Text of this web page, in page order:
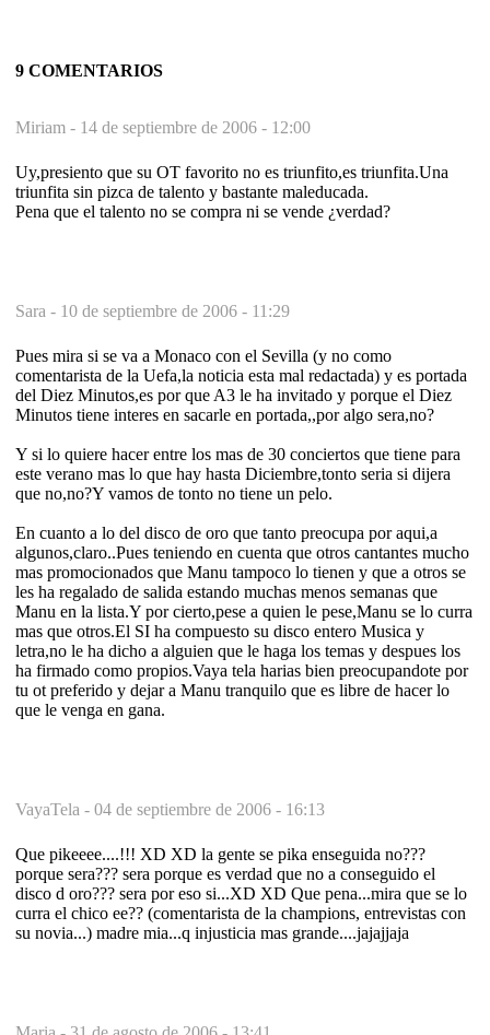
9 COMENTARIOS
Miriam - 14 de septiembre de 2006 - 12:00
Uy,presiento que su OT favorito no es triunfito,es triunfita.Una
triunfita sin pizca de talento y bastante maleducada.
Pena que el talento no se compra ni se vende ¿verdad?
Sara - 10 de septiembre de 2006 - 11:29
Pues mira si se va a Monaco con el Sevilla (y no como
comentarista de la Uefa,la noticia esta mal redactada) y es portada
del Diez Minutos,es por que A3 le ha invitado y porque el Diez
Minutos tiene interes en sacarle en portada,,por algo sera,no?
Y si lo quiere hacer entre los mas de 30 conciertos que tiene para
este verano mas lo que hay hasta Diciembre,tonto seria si dijera
que no,no?Y vamos de tonto no tiene un pelo.
En cuanto a lo del disco de oro que tanto preocupa por aqui,a
algunos,claro..Pues teniendo en cuenta que otros cantantes mucho
mas promocionados que Manu tampoco lo tienen y que a otros se
les ha regalado de salida estando muchas menos semanas que
Manu en la lista.Y por cierto,pese a quien le pese,Manu se lo curra
mas que otros.El SI ha compuesto su disco entero Musica y
letra,no le ha dicho a alguien que le haga los temas y despues los
ha firmado como propios.Vaya tela harias bien preocupandote por
tu ot preferido y dejar a Manu tranquilo que es libre de hacer lo
que le venga en gana.
VayaTela - 04 de septiembre de 2006 - 16:13
Que pikeeee....!!! XD XD la gente se pika enseguida no???
porque sera??? sera porque es verdad que no a conseguido el
disco d oro??? sera por eso si...XD XD Que pena...mira que se lo
curra el chico ee?? (comentarista de la champions, entrevistas con
su novia...) madre mia...q injusticia mas grande....jajajjaja